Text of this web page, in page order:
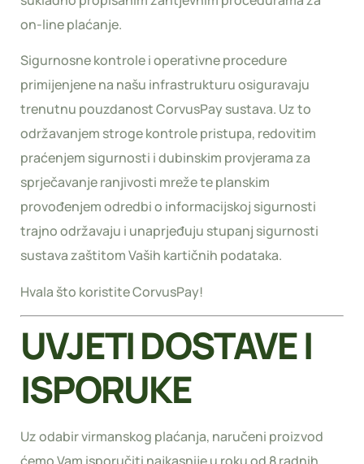
on-line plaćanje.
Sigurnosne kontrole i operativne procedure
primijenjene na našu infrastrukturu osiguravaju
trenutnu pouzdanost CorvusPay sustava. Uz to
održavanjem stroge kontrole pristupa, redovitim
praćenjem sigurnosti i dubinskim provjerama za
sprječavanje ranjivosti mreže te planskim
provođenjem odredbi o informacijskoj sigurnosti
trajno održavaju i unaprjeđuju stupanj sigurnosti
sustava zaštitom Vaših kartičnih podataka.
Hvala što koristite CorvusPay!
UVJETI DOSTAVE I
ISPORUKE
Uz odabir virmanskog plaćanja, naručeni proizvod